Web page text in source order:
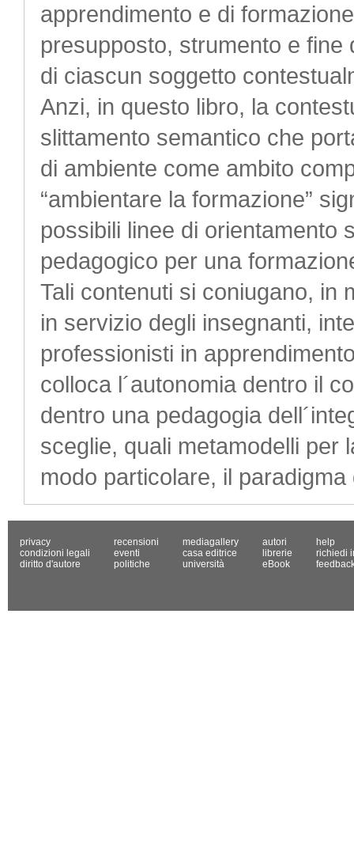
apprendimento e di
presupposto, strumento e
di ciascun soggetto
Anzi, in questo libro, la
slittamento semantico che
di ambiente come ambito
“ambientare la formazione”
possibili linee di orientamento
pedagogico per una
Tali contenuti si coniugano, in
in servizio degli insegnanti,
professionisti in
colloca l´autonomia dentro il
dentro una pedagogia
sceglie, quali metamodelli per
modo particolare, il
privacy
condizioni legali
diritto d'autore
recensioni
eventi
politiche
mediagallery
casa editrice
università
autori
librerie
eBook
help
richiedi